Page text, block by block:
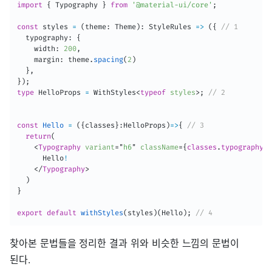
import
{ Typography } from '@material-ui/core' ;
const styles = ( theme: Theme ) : StyleRules => ( {
// 1
  typography
:
{
    width
: 200,
    margin
: theme. spacing( 2 )
} ,
} ) ;
type HelloProps = WithStyles<typeof styles>; // 2
const Hello = ( { classes } : HelloProps )=>{
// 3
return(
<Typography variant= " h6" className={ classes . typography
      Hello
!
</Typography>
)
}
export default withStyles( styles )( Hello ) ; // 4
찾아본 문법들을 정리한 결과 위와 비슷한 느낌의 문법이
된다.